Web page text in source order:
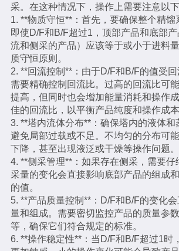
采。在这种情况下，操作上需要注意以下
1. **物质守恒**：首先，要确保整个精馏
即使D/F和B/F超过1，顶部产品和底部
流和侧采的产品）应该等于或小于进料
质守恒原则。
2. **回流控制**：由于D/F和B/F的值受
需要精确控制回流比。过高的回流比可
提高，但同时也会增加能量消耗和操作
佳的回流比，以平衡产品纯度和操作成本
3. **塔内流体分布**：确保塔内的液体和
避免局部过载或不足。不均匀的分布可
下降，甚至出现液泛或干燥等操作问题。
4. **侧采管理**：如果存在侧采，需要仔
采量的变化会直接影响底部产品的组成
的值。
5. **产品质量控制**：D/F和B/F的变化
量和组成。需要密切监控产品的质量参
等，确保它们符合规定的标准。
6. **操作稳定性**：当D/F和B/F超过1时